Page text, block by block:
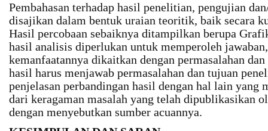
Pembahasan terhadap hasil penelitian, pengujian
disajikan dalam bentuk uraian teoritik, baik secara
Hasil percobaan sebaiknya ditampilkan berupa
hasil analisis diperlukan untuk memperoleh
kemanfaatannya dikaitkan dengan permasalahan
hasil harus menjawab permasalahan dan tujuan
penjelasan perbandingan hasil dengan hal lain
dari keragaman masalah yang telah dipublikasikan
dengan menyebutkan sumber acuannya.